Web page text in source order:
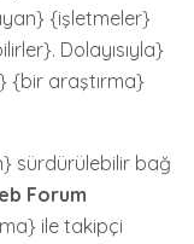
{işletmeler}
Dolayısıyla}
{bir araştırma}
sürdürülebilir bağ
Forum
ile takipçi